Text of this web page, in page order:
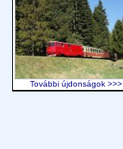
További újdonságok >>>